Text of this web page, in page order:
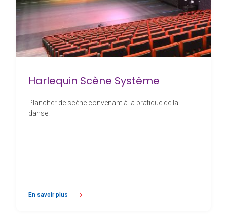
Harlequin Scène Système
Plancher de scène convenant à la pratique de la
danse.
En savoir plus
à propos Harlequin Scène Système